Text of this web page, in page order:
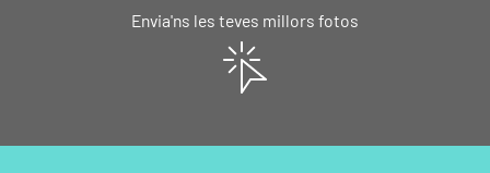
Envia'ns les teves millors fotos